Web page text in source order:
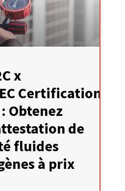
x
Certification
Obtenez
de
fluides
à prix